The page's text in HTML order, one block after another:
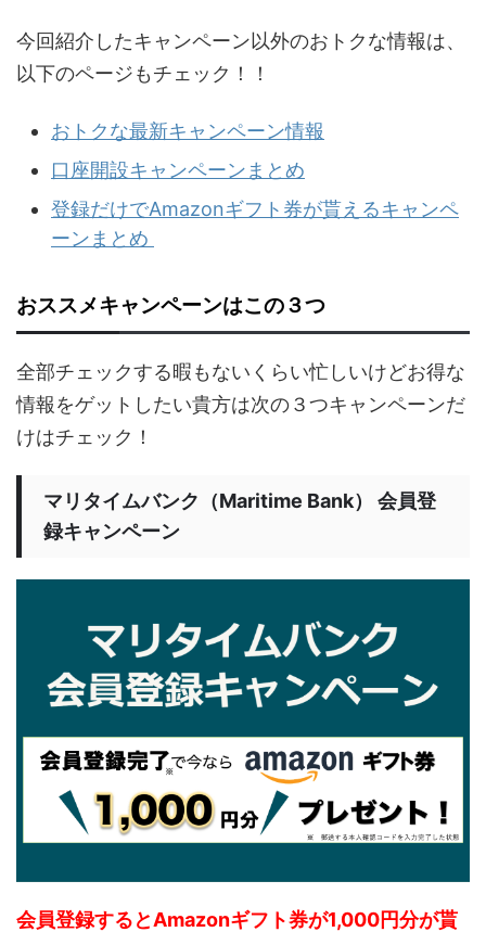
今回紹介したキャンペーン以外のおトクな情報は、
以下のページもチェック！！
おトクな最新キャンペーン情報
口座開設キャンペーンまとめ
登録だけでAmazonギフト券が貰えるキャンペ
ーンまとめ
おススメキャンペーンはこの３つ
全部チェックする暇もないくらい忙しいけどお得な
情報をゲットしたい貴方は次の３つキャンペーンだ
けはチェック！
マリタイムバンク（Maritime Bank） 会員登
録キャンペーン
会員登録するとAmazonギフト券が1,000円分が貰